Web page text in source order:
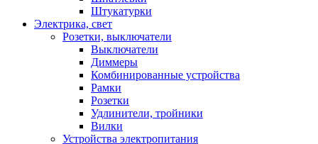
Штукатурки
Электрика, свет
Розетки, выключатели
Выключатели
Диммеры
Комбинированные устройства
Рамки
Розетки
Удлинители, тройники
Вилки
Устройства электропитания